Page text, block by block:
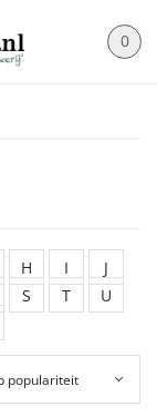
0
H I
J
S T
U